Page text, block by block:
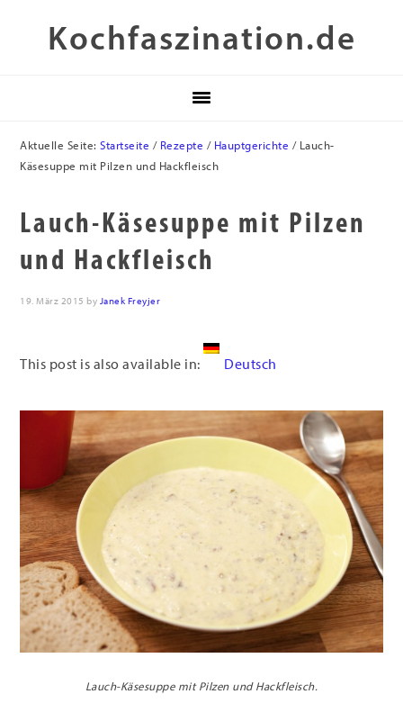
Hauptnavigation
Kochfaszination.de
Aktuelle Seite:Startseite / Rezepte / Hauptgerichte /Lauch-
Käsesuppe mit Pilzen und Hackfleisch
Lauch-Käsesuppe mit Pilzen
und Hackfleisch
19. März 2015 by Janek Freyjer
This post is also available in: Deutsch
Lauch-Käsesuppe mit Pilzen und Hackfleisch.